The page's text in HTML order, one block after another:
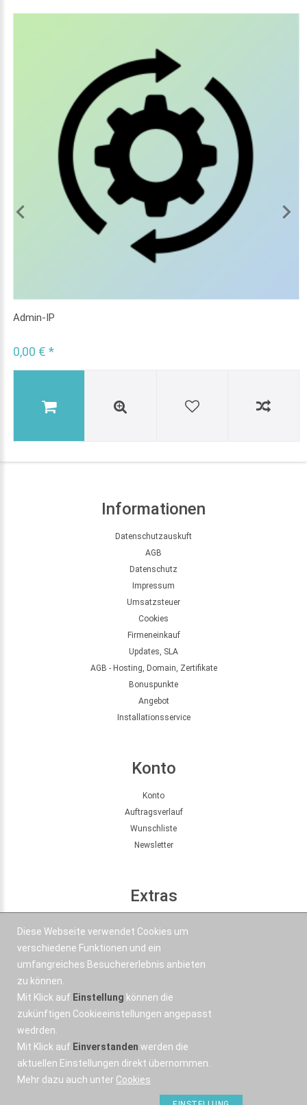
Admin-IP
0,00 € *
Informationen
Datenschutzauskuft
AGB
Datenschutz
Impressum
Umsatzsteuer
Cookies
Firmeneinkauf
Updates, SLA
AGB - Hosting, Domain, Zertifikate
Bonuspunkte
Angebot
Installationsservice
Konto
Konto
Auftragsverlauf
Wunschliste
Newsletter
Extras
Kontakt
Email
Diese Webseite verwendet Cookies um
verschiedene Funktionen und ein
umfangreiches Besuchererlebnis anbieten
zu können.
Mit Klick auf Einstellung können die
zukünftigen Cookieeinstellungen angepasst
wedrden.
Mit Klick auf Einverstanden werden die
aktuellen Einstellungen direkt übernommen.
Mehr dazu auch unter Cookies